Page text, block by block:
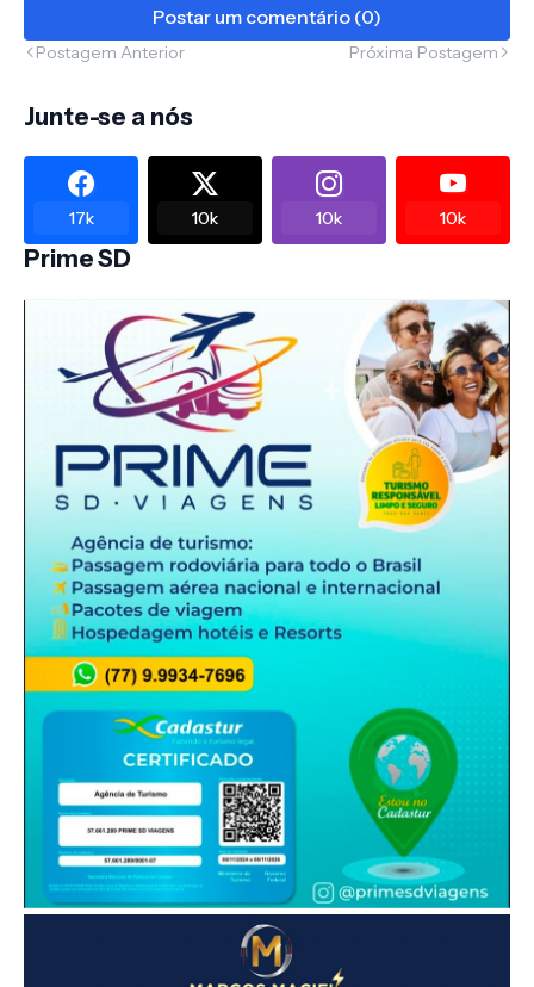
Postar um comentário (0)
Postagem Anterior Próxima Postagem
Junte-se a nós
17k 10k 10k 10k
Prime SD